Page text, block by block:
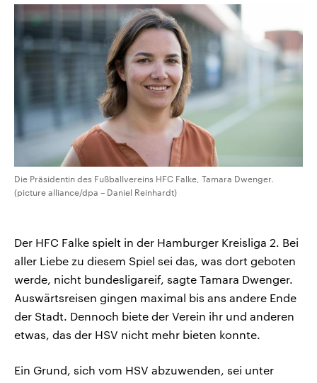
Die Präsidentin des Fußballvereins HFC Falke, Tamara Dwenger.
(picture alliance/dpa – Daniel Reinhardt)
Der HFC Falke spielt in der Hamburger Kreisliga 2. Bei
aller Liebe zu diesem Spiel sei das, was dort geboten
werde, nicht bundesligareif, sagte Tamara Dwenger.
Auswärtsreisen gingen maximal bis ans andere Ende
der Stadt. Dennoch biete der Verein ihr und anderen
etwas, das der HSV nicht mehr bieten konnte.
Ein Grund, sich vom HSV abzuwenden, sei unter